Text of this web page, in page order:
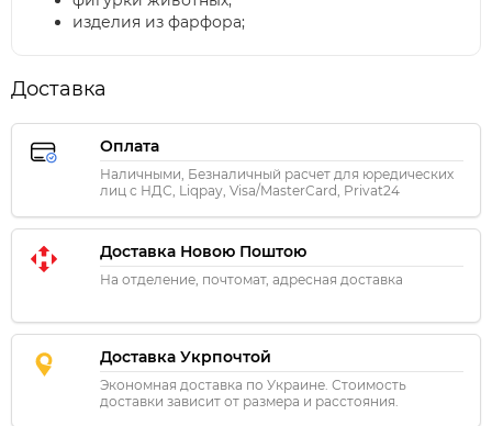
изделия из фарфора;
Доставка
Оплата
Наличными, Безналичный расчет для юредических
лиц с НДС, Liqpay, Visa/MasterCard, Privat24
Доставка Новою Поштою
На отделение, почтомат, адресная доставка
Доставка Укрпочтой
Экономная доставка по Украине. Стоимость
доставки зависит от размера и расстояния.